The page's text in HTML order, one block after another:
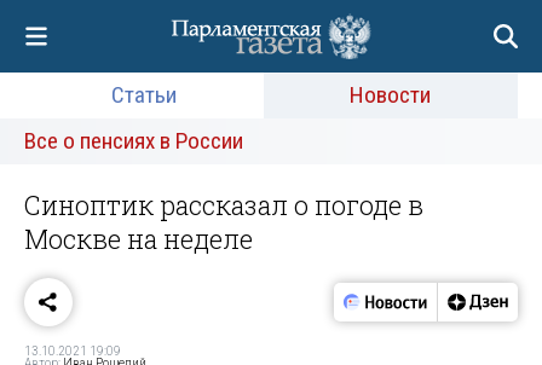
Статьи
Новости
Все о пенсиях в России
Синоптик рассказал о погоде в
Москве на неделе
13.10.2021 19:09